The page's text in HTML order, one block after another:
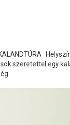
szeretettel egy